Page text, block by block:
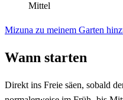
Mittel
Mizuna zu meinem Garten
Wann starten
Direkt ins Freie säen, sobald